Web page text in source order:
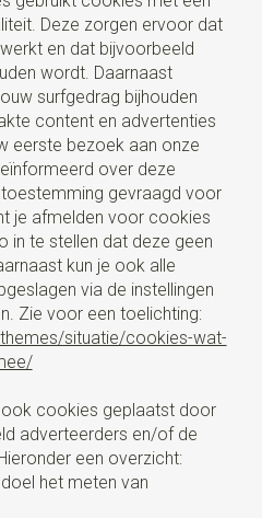
Deze zorgen ervoor dat
en dat bijvoorbeeld
wordt. Daarnaast
surfgedrag bijhouden
content en advertenties
eerste bezoek aan onze
over deze
gevraagd voor
je afmelden voor cookies
in te stellen dat deze geen
kun je ook alle
via de instellingen
Zie voor een toelichting:
situatie/cookies-wat-
cookies geplaatst door
adverteerders en/of de
een overzicht:
het meten van